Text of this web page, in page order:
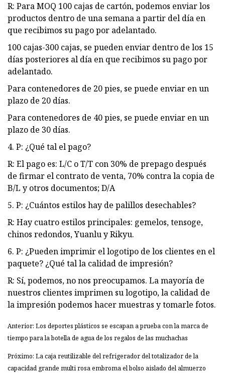
R: Para MOQ 100 cajas de cartón, podemos enviar los
productos dentro de una semana a partir del día en
que recibimos su pago por adelantado.
100 cajas-300 cajas, se pueden enviar dentro de los 15
días posteriores al día en que recibimos su pago por
adelantado.
Para contenedores de 20 pies, se puede enviar en un
plazo de 20 días.
Para contenedores de 40 pies, se puede enviar en un
plazo de 30 días.
4. P: ¿Qué tal el pago?
R: El pago es: L/C o T/T con 30% de prepago después
de firmar el contrato de venta, 70% contra la copia de
B/L y otros documentos; D/A
5. P: ¿Cuántos estilos hay de palillos desechables?
R: Hay cuatro estilos principales: gemelos, tensoge,
chinos redondos, Yuanlu y Rikyu.
6. P: ¿Pueden imprimir el logotipo de los clientes en el
paquete? ¿Qué tal la calidad de impresión?
R: Sí, podemos, no nos preocupamos. La mayoría de
nuestros clientes imprimen su logotipo, la calidad de
la impresión podemos hacer muestras y tomarle fotos.
Anterior: Los deportes plásticos se escapan a prueba con la marca de
tiempo para la botella de agua de los regalos de las muchachas
Próximo: La caja reutilizable del refrigerador del totalizador de la
capacidad grande multi rosa embroma el bolso aislado del almuerzo